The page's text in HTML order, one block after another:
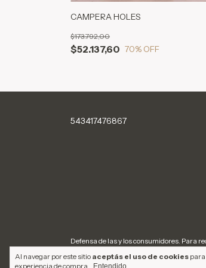
Al navegar por este sitio aceptás el uso de cookies
experiencia de compra.
Entendido
CAMPERA HOLES
$52.137,60
$173.792,00
70% OFF
543417476867
Defensa de las y los consumidores. Para
Copyright